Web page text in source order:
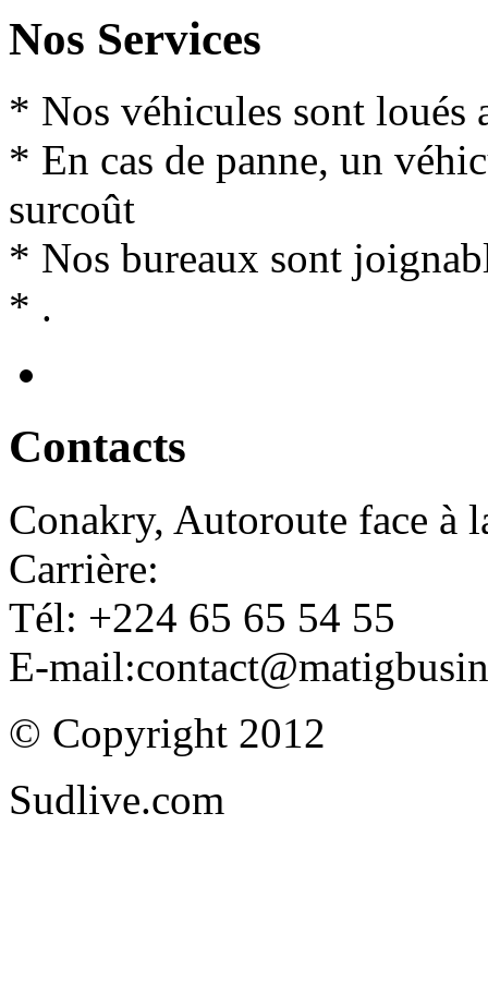
Nos Services
* Nos véhicules sont loués
* En cas de panne, un
surcoût
* Nos bureaux sont
* .
Contacts
Conakry, Autoroute face à
Carrière:
Tél: +224 65 65 54 55
E-
© Copyright 2012
Sudlive.com